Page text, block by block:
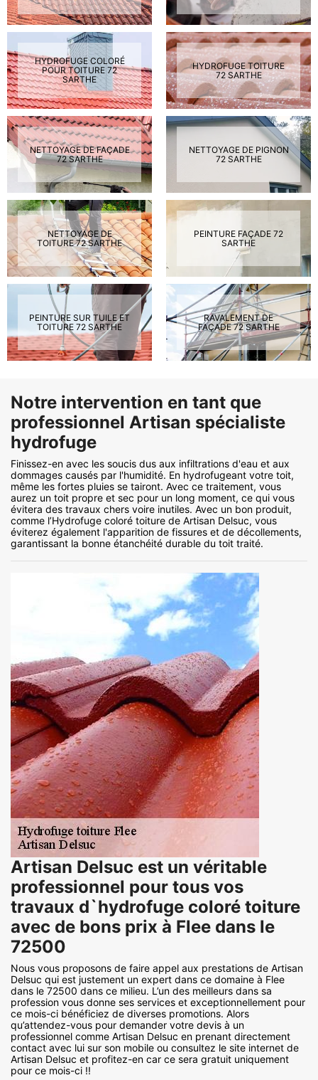
HYDROFUGE COLORÉ
POUR TOITURE 72
SARTHE
HYDROFUGE TOITURE
72 SARTHE
NETTOYAGE DE FAÇADE
72 SARTHE
NETTOYAGE DE PIGNON
72 SARTHE
NETTOYAGE DE
TOITURE 72 SARTHE
PEINTURE FAÇADE 72
SARTHE
PEINTURE SUR TUILE ET
TOITURE 72 SARTHE
RAVALEMENT DE
FAÇADE 72 SARTHE
Notre intervention en tant que
professionnel Artisan spécialiste
hydrofuge
Finissez-en avec les soucis dus aux infiltrations d'eau et aux
dommages causés par l'humidité. En hydrofugeant votre toit,
même les fortes pluies se tairont. Avec ce traitement, vous
aurez un toit propre et sec pour un long moment, ce qui vous
évitera des travaux chers voire inutiles. Avec un bon produit,
comme l’Hydrofuge coloré toiture de Artisan Delsuc, vous
éviterez également l'apparition de fissures et de décollements,
garantissant la bonne étanchéité durable du toit traité.
Artisan Delsuc est un véritable
professionnel pour tous vos
travaux d`hydrofuge coloré toiture
avec de bons prix à Flee dans le
72500
Nous vous proposons de faire appel aux prestations de Artisan
Delsuc qui est justement un expert dans ce domaine à Flee
dans le 72500 dans ce milieu. L’un des meilleurs dans sa
profession vous donne ses services et exceptionnellement pour
ce mois-ci bénéficiez de diverses promotions. Alors
qu’attendez-vous pour demander votre devis à un
professionnel comme Artisan Delsuc en prenant directement
contact avec lui sur son mobile ou consultez le site internet de
Artisan Delsuc et profitez-en car ce sera gratuit uniquement
pour ce mois-ci !!